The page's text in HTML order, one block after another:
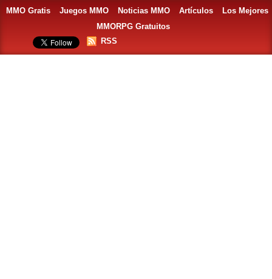
MMO Gratis Juegos MMO Noticias MMO Artículos
Los Mejores
MMORPG Gratuitos
RSS